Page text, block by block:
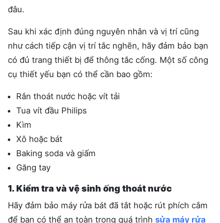
đâu.
Sau khi xác định đúng nguyên nhân và vị trí cũng
như cách tiếp cận vị trí tắc nghẽn, hãy đảm bảo bạn
có đủ trang thiết bị để thông tắc cống. Một số công
cụ thiết yếu bạn có thể cần bao gồm:
Rắn thoát nước hoặc vít tải
Tua vít đầu Philips
Kìm
Xô hoặc bát
Baking soda và giấm
Găng tay
1. Kiểm tra và vệ sinh ống thoát nước
Hãy đảm bảo máy rửa bát đã tắt hoặc rút phích cắm
để bạn có thể an toàn trong quá trình sửa máy rửa